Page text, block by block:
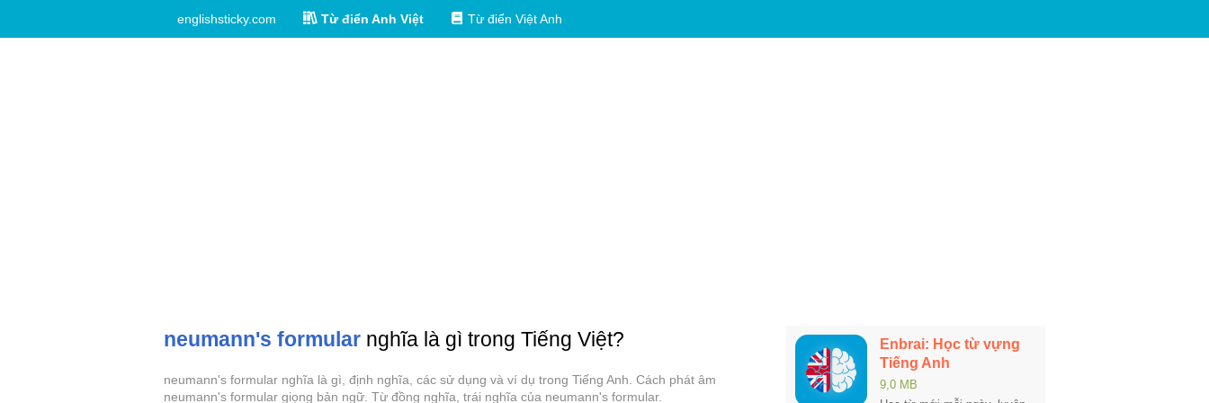
englishsticky.com Từ điển Anh Việt Từ điển Việt Anh
neumann's formular nghĩa là gì trong Tiếng Việt?
neumann's formular nghĩa là gì, định nghĩa, các sử dụng và ví dụ trong Tiếng Anh. Cách phát âm
neumann's formular giọng bản ngữ. Từ đồng nghĩa, trái nghĩa của neumann's formular.
Enbrai: Học từ vựng
Tiếng Anh
9,0 MB